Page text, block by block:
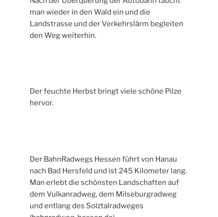
man wieder in den Wald ein und die
Landstrasse und der Verkehrslärm begleiten
den Weg weiterhin.
Der feuchte Herbst bringt viele schöne Pilze
hervor.
Der BahnRadwegs Hessen führt von Hanau
nach Bad Hersfeld und ist 245 Kilometer lang.
Man erlebt die schönsten Landschaften auf
dem Vulkanradweg, dem Milseburgradweg
und entlang des Solztalradweges